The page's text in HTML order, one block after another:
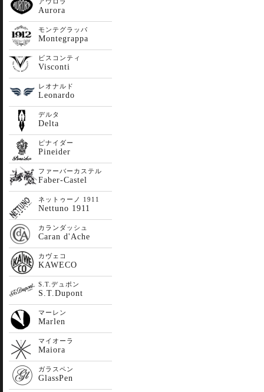
Aurora
モンテグラッパ
Montegrappa
ビスコンティ
Visconti
レオナルド
Leonardo
デルタ
Delta
ピナイダー
Pineider
ファーバーカステル
Faber-Castel
ネットゥーノ 1911
Nettuno 1911
カランダッシュ
Caran d'Ache
カヴェコ
KAWECO
S.T.デュポン
S.T.Dupont
マーレン
Marlen
マイオーラ
Maiora
ガラスペン
GlassPen